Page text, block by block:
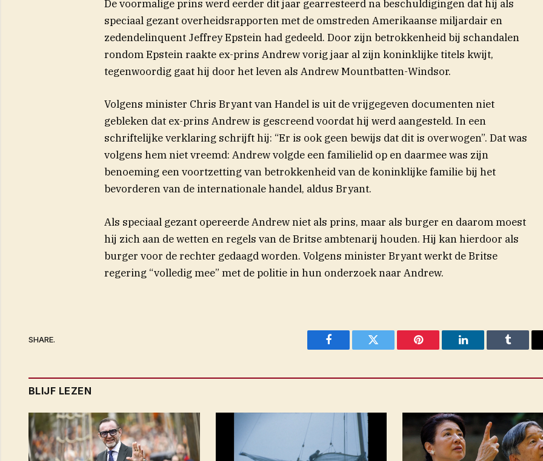
De voormalige prins werd eerder dit jaar gearresteerd na beschuldigingen dat hij als
speciaal gezant overheidsrapporten met de omstreden Amerikaanse miljardair en
zedendelinquent Jeffrey Epstein had gedeeld. Door zijn betrokkenheid bij schandalen
rondom Epstein raakte ex-prins Andrew vorig jaar al zijn koninklijke titels kwijt,
tegenwoordig gaat hij door het leven als Andrew Mountbatten-Windsor.
Volgens minister Chris Bryant van Handel is uit de vrijgegeven documenten niet
gebleken dat ex-prins Andrew is gescreend voordat hij werd aangesteld. In een
schriftelijke verklaring schrijft hij: “Er is ook geen bewijs dat dit is overwogen”. Dat was
volgens hem niet vreemd: Andrew volgde een familielid op en daarmee was zijn
benoeming een voortzetting van betrokkenheid van de koninklijke familie bij het
bevorderen van de internationale handel, aldus Bryant.
Als speciaal gezant opereerde Andrew niet als prins, maar als burger en daarom moest
hij zich aan de wetten en regels van de Britse ambtenarij houden. Hij kan hierdoor als
burger voor de rechter gedaagd worden. Volgens minister Bryant werkt de Britse
regering “volledig mee” met de politie in hun onderzoek naar Andrew.
SHARE.
Facebook Twitter Pinterest LinkedIn Tumblr
BLIJF LEZEN